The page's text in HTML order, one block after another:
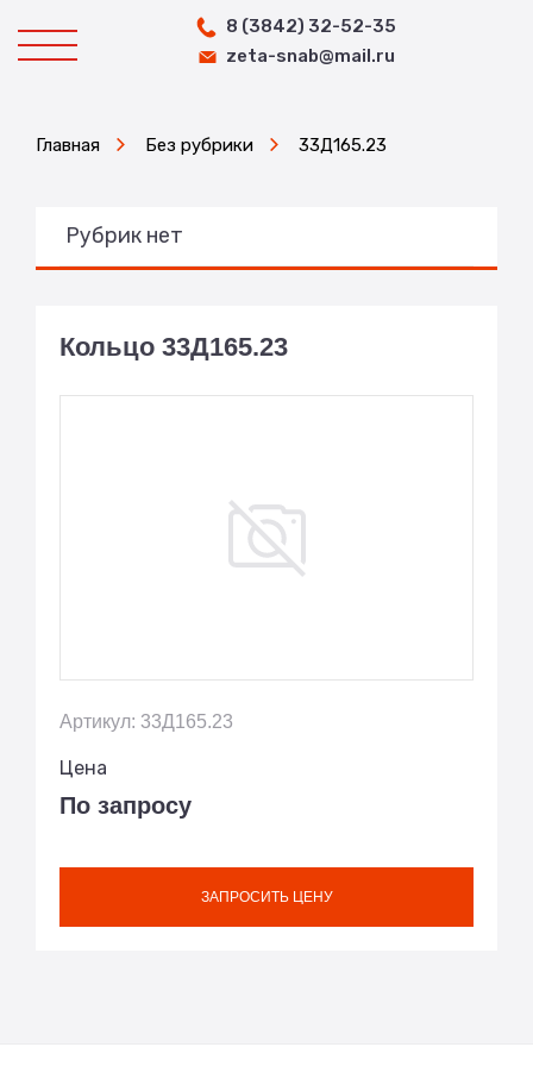
8 (3842) 32-52-35
zeta-snab@mail.ru
Главная Без рубрики 33Д165.23
Рубрик нет
Кольцо 33Д165.23
Артикул: 33Д165.23
Цена
По запросу
ЗАПРОСИТЬ ЦЕНУ